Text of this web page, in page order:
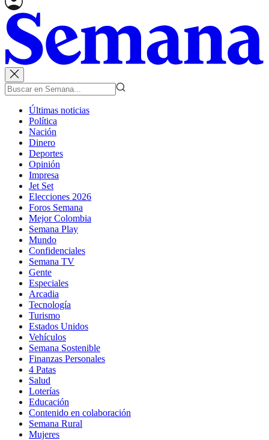
Últimas noticias
Política
Nación
Dinero
Deportes
Opinión
Impresa
Jet Set
Elecciones 2026
Foros Semana
Mejor Colombia
Semana Play
Mundo
Confidenciales
Semana TV
Gente
Especiales
Arcadia
Tecnología
Turismo
Estados Unidos
Vehículos
Semana Sostenible
Finanzas Personales
4 Patas
Salud
Loterías
Educación
Contenido en colaboración
Semana Rural
Mujeres